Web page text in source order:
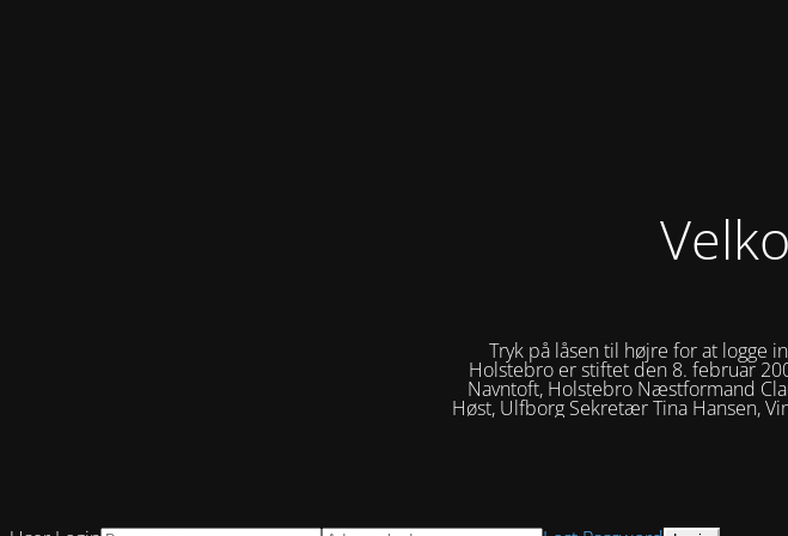
Tryk på låsen til højre for at logge
Holstebro er stiftet den 8. februar
Navntoft, Holstebro Næstformand
Høst, Ulfborg Sekretær Tina Hansen,